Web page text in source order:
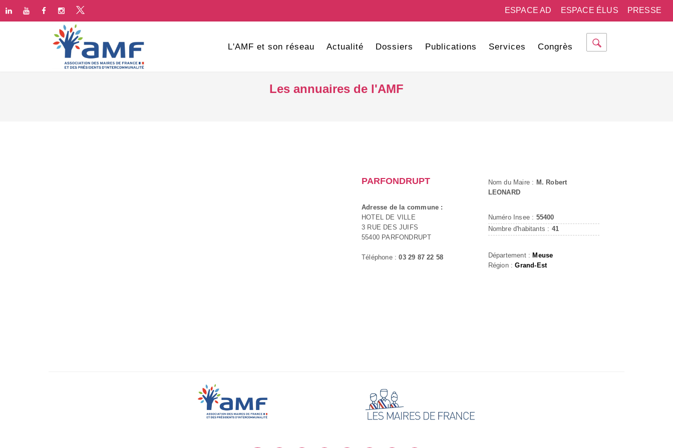
PRESSE
ESPACE ÉLUS
ESPACE AD
L'AMF et son réseau Actualité Dossiers Publications Services Congrès
Les annuaires de l'AMF
PARFONDRUPT
Adresse de la commune :
HOTEL DE VILLE
3 RUE DES JUIFS
55400 PARFONDRUPT
Téléphone :03 29 87 22 58
Nom du Maire : M. Robert
LEONARD
Numéro Insee : 55400
Nombre d'habitants : 41
Département : Meuse
Région :Grand-Est